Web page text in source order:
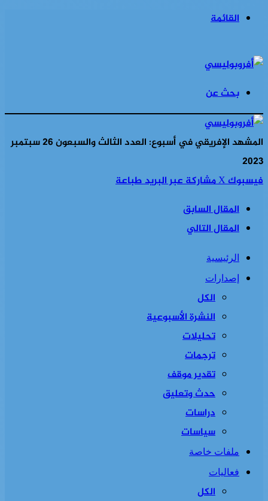
القائمة
بحث عن
المشهد الإفريقي في أسبوع: العدد الثالث والسبعون 26 سبتمبر
2023
فيسبوك‫Xمشاركة عبر البريدطباعة
المقال السابق
المقال التالي
الرئيسية
إصدارات
الكل
النشرة الأسبوعية
تحليلات
ترجمات
تقدير موقف
حدث وتعليق
دراسات
سياسات
ملفات خاصة
فعاليات
الكل